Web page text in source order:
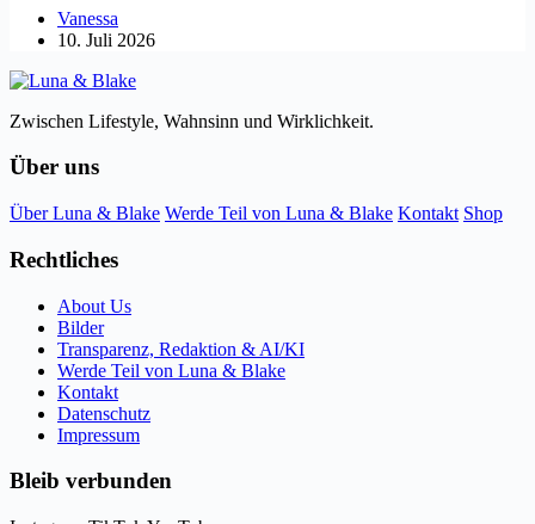
Vanessa
10. Juli 2026
Zwischen Lifestyle, Wahnsinn und Wirklichkeit.
Über uns
Über Luna & Blake Werde Teil von Luna & Blake Kontakt Shop
Rechtliches
About Us
Bilder
Transparenz, Redaktion & AI/KI
Werde Teil von Luna & Blake
Kontakt
Datenschutz
Impressum
Bleib verbunden